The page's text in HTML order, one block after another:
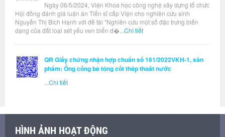
Ngày 06/5/2024, Viện Khoa học công nghệ xây dựng tổ chức
Hội đồng đánh giá luận án Tiến sĩ cấp Viện cho nghiên cứu sinh
Nguyễn Thị Bích Hạnh với đề tài "Nghiên cứu một số đặc trưng biến
dạng của đất loại sét yếu ven biển đ�... Chi tiết
QR Giấy chứng nhận hợp chuẩn số 161/2022VKH-1, sản
phẩm: Ống cống bê tông cốt thép thoát nước
Chi tiết
HÌNH ẢNH HOẠT ĐỘNG